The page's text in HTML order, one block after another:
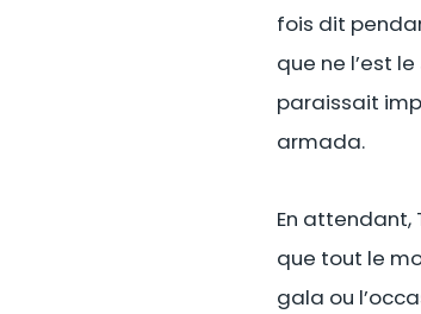
fois dit
que ne l’est
paraissait
armada.
En attendant,
que tout le
gala ou